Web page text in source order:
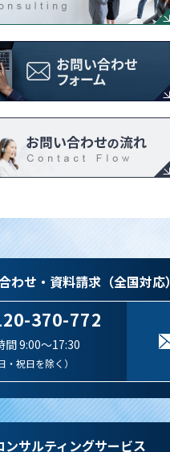
わせ・資料請求（全国対応）
370-772
間 9:00～17:30
・祝日を除く）
ンサルティングサービス